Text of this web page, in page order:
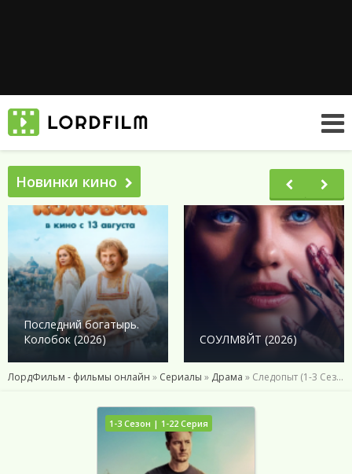
Новинки кино
Последний богатырь.
Колобок (2026)
СОУЛМ8ЙТ (2026)
ЛордФильм - фильмы онлайн » Сериалы » Драма » Следопыт (1-3 Сезон)
1-3 Сезон | 1-22 Серия